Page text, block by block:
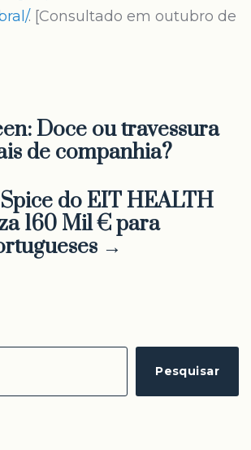
. [Consultado em outubro de
Doce ou travessura
de companhia?
do EIT HEALTH
160 Mil € para
→
Pesquisar